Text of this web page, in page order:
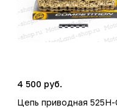
4 500 руб.
Цепь приводная 525H-